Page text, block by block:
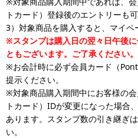
トカード）登録後のエントリーも可
3）対象商品を購入すると、マイペ
※スタンプは購入日の翌々日午後
ともございます。ご了承ください。
※お会計時に必ず会員カード（
提示ください。
※対象商品購入期間中にお客様の
トカード）IDが変更になった場合
あります。スタンプ数の引き継ぎ
い。